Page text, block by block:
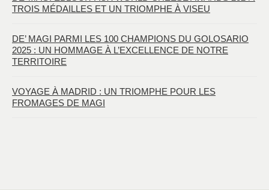
TROIS MÉDAILLES ET UN TRIOMPHE À VISEU
DE’ MAGI PARMI LES 100 CHAMPIONS DU GOLOSARIO
2025 : UN HOMMAGE À L’EXCELLENCE DE NOTRE
TERRITOIRE
VOYAGE À MADRID : UN TRIOMPHE POUR LES
FROMAGES DE MAGI